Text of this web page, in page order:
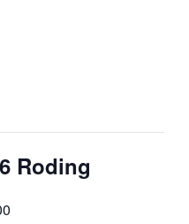
Roding